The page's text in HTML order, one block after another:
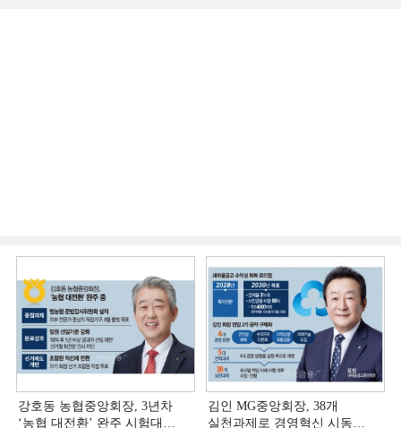
강호동 농협중앙회장, 3년차
‘농협 대전환ʼ 완주 시험대
김인 MG중앙회장, 38개
실천과제로 경영혁신 시동